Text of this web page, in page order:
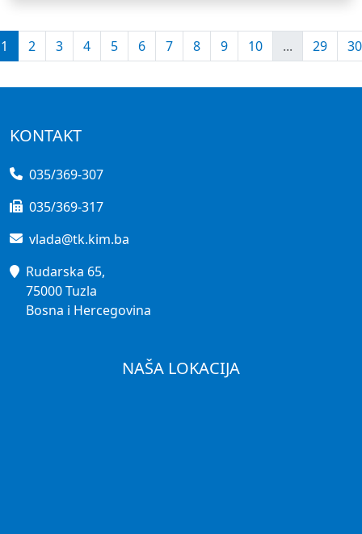
1 2 3 4 5 6 7 8 9 10 ... 29 30
KONTAKT
035/369-307
035/369-317
vlada@tk.kim.ba
Rudarska 65,
75000 Tuzla
Bosna i Hercegovina
NAŠA LOKACIJA